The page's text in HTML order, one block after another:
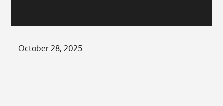
Posted
October 28, 2025